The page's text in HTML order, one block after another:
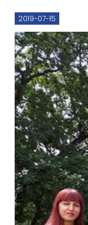
2019-07-15